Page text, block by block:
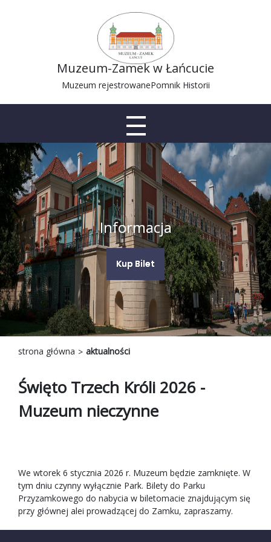
Muzeum-Zamek w Łańcucie
Muzeum rejestrowanePomnik Historii
Informacja
Kup Bilet
strona główna aktualności
Święto Trzech Króli 2026 -
Muzeum nieczynne
We wtorek 6 stycznia 2026 r. Muzeum będzie zamknięte. W
tym dniu czynny wyłącznie Park. Bilety do Parku
Przyzamkowego do nabycia w biletomacie znajdującym się
przy głównej alei prowadzącej do Zamku, zapraszamy.